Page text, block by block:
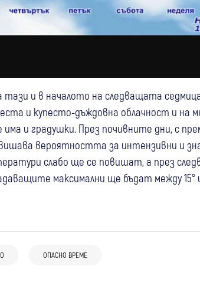
тази и в началото на следващата
и купесто-дъждовна облачност и на
и градушки. През почивните дни, с
вероятността за интензивни и
слабо ще се повишат, а през
максимални ще бъдат между 15°
ОПАСНО ВРЕМЕ
Жегата не
и
Кюстендил